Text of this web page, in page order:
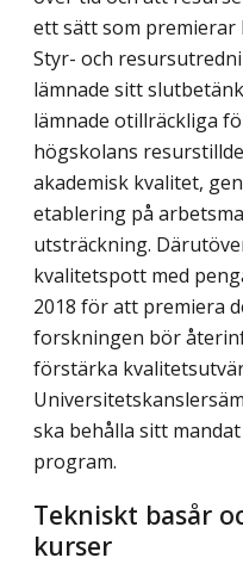
ett sätt som
Styr- och
lämnade sitt
lämnade otillräckliga
högskolans
akademisk kvalitet,
etablering på
utsträckning.
kvalitetspott med
2018 för att premiera
forskningen bör
förstärka
ska behålla sitt
program.
Tekniskt basår
kurser